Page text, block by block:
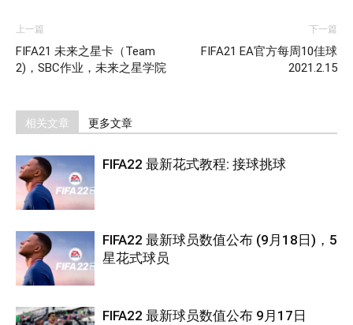
上一篇
FIFA21 未来之星卡（Team
2)，SBC作业，未来之星学院
下一篇
FIFA21 EA官方每周10佳球
2021.2.15
相关文章 更多文章
FIFA22 最新花式教程: 接球挑球
FIFA22 最新球员数值公布 (9月18日)，5
星花式球员
FIFA22 最新球员数值公布 9月17日